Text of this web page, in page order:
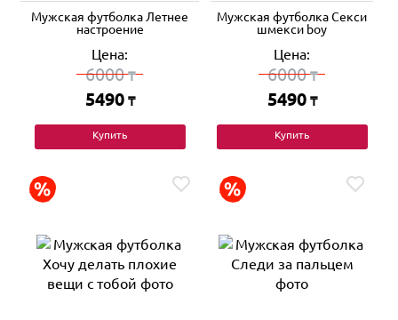
Мужская футболка Летнее
настроение
Цена:
6000₸
5490 ₸
Купить
Мужская футболка Секси
шмекси boy
Цена:
6000₸
5490 ₸
Купить